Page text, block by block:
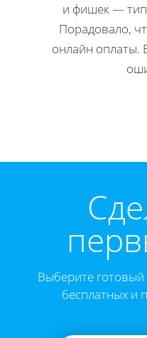
и фишек —
Порадовало,
онлайн оплаты.
Выберите
бесплатных и